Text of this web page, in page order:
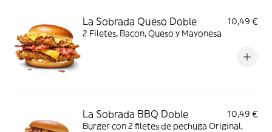
La Sobrada Queso Doble
10,49 €
2 Filetes, Bacon, Queso y Mayonesa
La Sobrada BBQ Doble
10,49 €
Burger con 2 filetes de pechuga Original,